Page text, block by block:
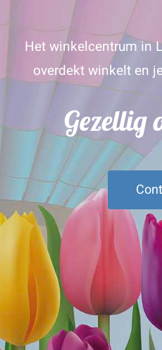
Het winkelcentrum in
overdekt winkelt en
Gezellig